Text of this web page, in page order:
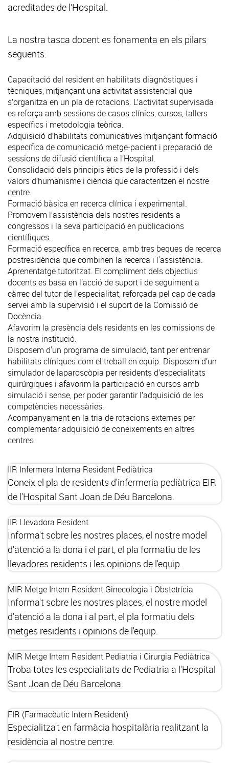
acreditades de l’Hospital.
La nostra tasca docent es fonamenta en els pilars
següents:
Capacitació del resident en habilitats diagnòstiques i
tècniques, mitjançant una activitat assistencial que
s’organitza en un pla de rotacions. L’activitat supervisada
es reforça amb sessions de casos clínics, cursos, tallers
específics i metodologia teòrica.
Adquisició d’habilitats comunicatives mitjançant formació
específica de comunicació metge-pacient i preparació de
sessions de difusió científica a l’Hospital.
Consolidació dels principis ètics de la professió i dels
valors d’humanisme i ciència que caracteritzen el nostre
centre.
Formació bàsica en recerca clínica i experimental.
Promovem l’assistència dels nostres residents a
congressos i la seva participació en publicacions
científiques.
Formació específica en recerca, amb tres beques de recerca
postresidència que combinen la recerca i l'assistència.
Aprenentatge tutoritzat. El compliment dels objectius
docents es basa en l’acció de suport i de seguiment a
càrrec del tutor de l’especialitat, reforçada pel cap de cada
servei amb la supervisió i el suport de la Comissió de
Docència.
Afavorim la presència dels residents en les comissions de
la nostra institució.
Disposem d'un programa de simulació, tant per entrenar
habilitats clíniques com el treball en equip. Disposem d’un
simulador de laparoscòpia per residents d’especialitats
quirúrgiques i afavorim la participació en cursos amb
simulació i sense, per poder garantir l’adquisició de les
competències necessàries.
Acompanyament en la tria de rotacions externes per
complementar adquisició de coneixements en altres
centres.
IIR Infermera Interna Resident Pediàtrica
Coneix el pla de residents d'infermeria pediàtrica EIR
de l'Hospital Sant Joan de Déu Barcelona.
IIR Llevadora Resident
Informa't sobre les nostres places, el nostre model
d'atenció a la dona i el part, el pla formatiu de les
llevadores residents i les opinions de l'equip.
MIR Metge Intern Resident Ginecologia i Obstetrícia
Informa't sobre les nostres places, el nostre model
d'atenció a la dona i al part, el pla formatiu dels
metges residents i opinions de l'equip.
MIR Metge Intern Resident Pediatria i Cirurgia Pediàtrica
Troba totes les especialitats de Pediatria a l'Hospital
Sant Joan de Déu Barcelona.
FIR (Farmacèutic Intern Resident)
Especialitza't en farmàcia hospitalària realitzant la
residència al nostre centre.